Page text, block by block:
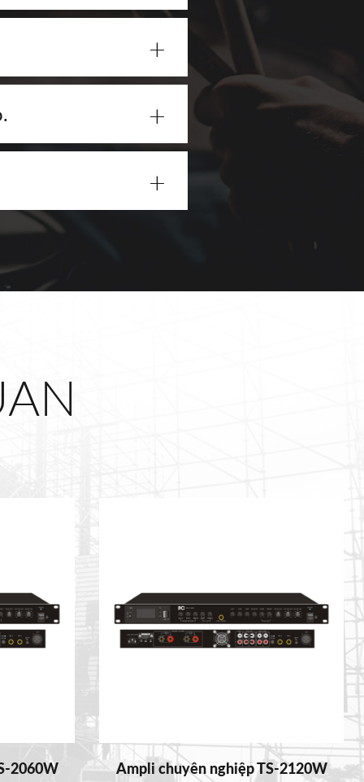
+
+
+
2060W Ampli chuyên nghiệp TS-2120W